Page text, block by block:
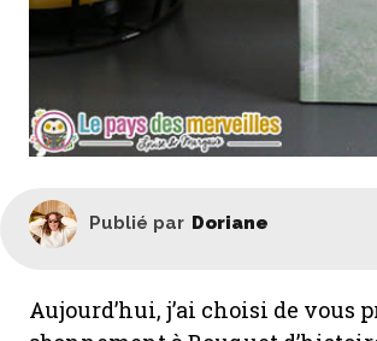
Publié par Doriane
Aujourd’hui, j’ai choisi de